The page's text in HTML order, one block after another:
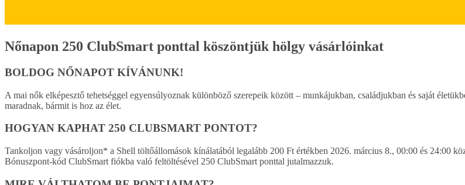
Nőnapon 250 ClubSmart ponttal köszöntjük hölgy vásárlóinkat
BOLDOG NŐNAPOT KÍVÁNUNK!
A mai nők elképesztő tehetséggel egyensúlyoznak különböző szerepeik között – munkájukban, családjukban és saját
maradnak, bármit is hoz az élet.
HOGYAN KAPHAT 250 CLUBSMART PONTOT?
Tankoljon vagy vásároljon* a Shell töltőállomások kínálatából legalább 200 Ft értékben 2026. március 8., 00:00 és 24:00
Bónuszpont-kód ClubSmart fiókba való feltöltésével 250 ClubSmart ponttal jutalmazzuk.